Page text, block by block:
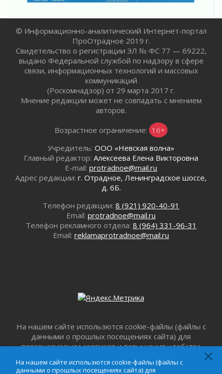
Километровые столбы «Дороги жизни»
отправили на реставрацию
Ленобласть внедрила передовую подготовку
операторов БПЛА
02 августа 2026
В Ивангороде появилась «Избушка-
02 августа 2026
Юхла, мука, кантеле и Водяной
Лето катится с горки
В Ленобласти открылась экспозиция к 150-
летию Билибина
01 августа 2026
Болезнь девственниц и вампиров
01 августа 2026
Безмолвный крик о помощи
Все силы в кулак
01 августа 2026
01 августа 2026
© Информационно-аналитический Интернет-портал
ПроОтрадное 2019 г.
Свидетельство о регистрации ЭЛ № ФС 77 — 69222,
выдано Федеральной службой по надзору в сфере
связи, информационных технологий и массовых
коммуникаций
(Роскомнадзор) от 29 марта 2017 г.
Мнение редакции может не совпадать с мнением
авторов.
Возрастное ограничение: 16+
Учредитель: ООО «Невская волна»
Главный редактор: Алексеева Елена Викторовна
E-mail: protradnoe@mail.ru
Адрес редакции: г. Отрадное, Ленинградское шоссе,
д. 6Б.
Телефон редакции: 8 (921) 920-40-91
Email: protradnoe@mail.ru
Телефон рекламного отдела: 8 (964) 331-96-31
Email: reklamaprotradnoe@mail.ru
На нашем сайте использются cookie-файлы (файлы с
данными о прошлых посещениях сайта) для
персонализации сервисов и повышения удобства
сайтом, вы подтверждаете свое согласие на
На нашем сайте использются cookie-файлы (файлы с
данными о прошлых посещениях сайта) для